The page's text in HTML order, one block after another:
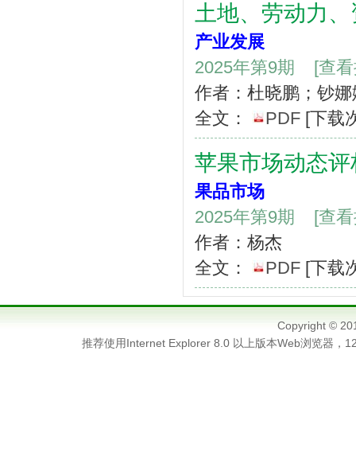
土地、劳动力
产业发展
2025年第9期
[查
作者：杜晓鹏；钞娜
全文：
PDF [下载
苹果市场动态
果品市场
2025年第9期
[查
作者：杨杰
全文：
PDF [下载
Copyright ©
推荐使用Internet Explorer 8.0 以上版本Web浏览器，